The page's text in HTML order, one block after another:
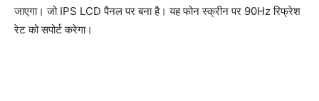
जाएगा। जो IPS LCD पैनल पर बना है। यह फोन स्क्रीन पर 90Hz रिफ्रेश
रेट को सपोर्ट करेगा।